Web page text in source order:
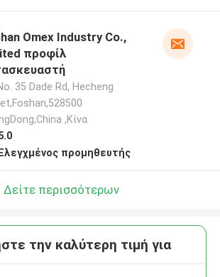
Omex Industry Co.,
προφίλ
35 Dade Rd, Hecheng
,Κίνα
Ελεγχμένος προμηθευτής
Δείτε περισσότερων
την καλύτερη τιμή για